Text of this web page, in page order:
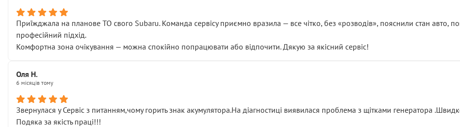
Приїжджала на планове ТО свого Subaru. Команда сервісу приємно вразила — все чітко, без «розводів», пояснили стан авто,
професійний підхід.
Комфортна зона очікування — можна спокійно попрацювати або відпочити. Дякую за якісний сервіс!
Оля Н.
6 місяців тому
Звернулася у Сервіс з питанням,чому горить знак акумулятора.На діагностиці виявилася проблема з щітками генератора
Подяка за якість праці!!!